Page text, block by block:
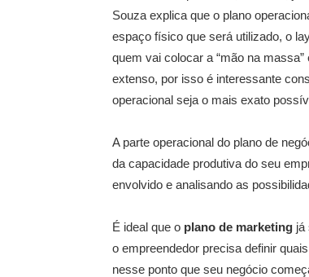
Souza explica que o plano
espaço físico que será utilizado, o
quem vai colocar a “mão na
extenso, por isso é interessante
operacional seja o mais exato
A parte operacional do plano de
da capacidade produtiva do seu
envolvido e analisando as
É ideal que o plano de marketing já
o empreendedor precisa definir
nesse ponto que seu negócio